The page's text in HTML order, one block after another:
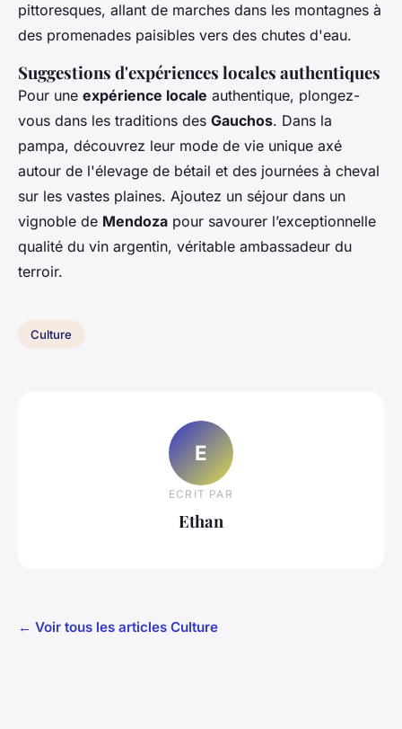
pittoresques, allant de marches dans les montagnes à
des promenades paisibles vers des chutes d'eau.
Suggestions d'expériences locales authentiques
Pour une expérience locale authentique, plongez-
vous dans les traditions des Gauchos. Dans la
pampa, découvrez leur mode de vie unique axé
autour de l'élevage de bétail et des journées à cheval
sur les vastes plaines. Ajoutez un séjour dans un
vignoble de Mendoza pour savourer l’exceptionnelle
qualité du vin argentin, véritable ambassadeur du
terroir.
Culture
E
ECRIT PAR
Ethan
← Voir tous les articles Culture